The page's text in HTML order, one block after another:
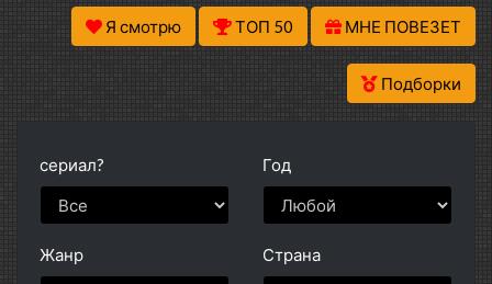
Я смотрю ТОП 50 МНЕ ПОВЕЗЕТ
Подборки
сериал? Год
Жанр Страна